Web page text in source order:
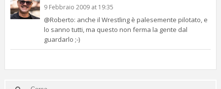
9 Febbraio 2009 at 19:35
@Roberto: anche il Wrestling è palesemente pilotato, e
lo sanno tutti, ma questo non ferma la gente dal
guardarlo ;-)